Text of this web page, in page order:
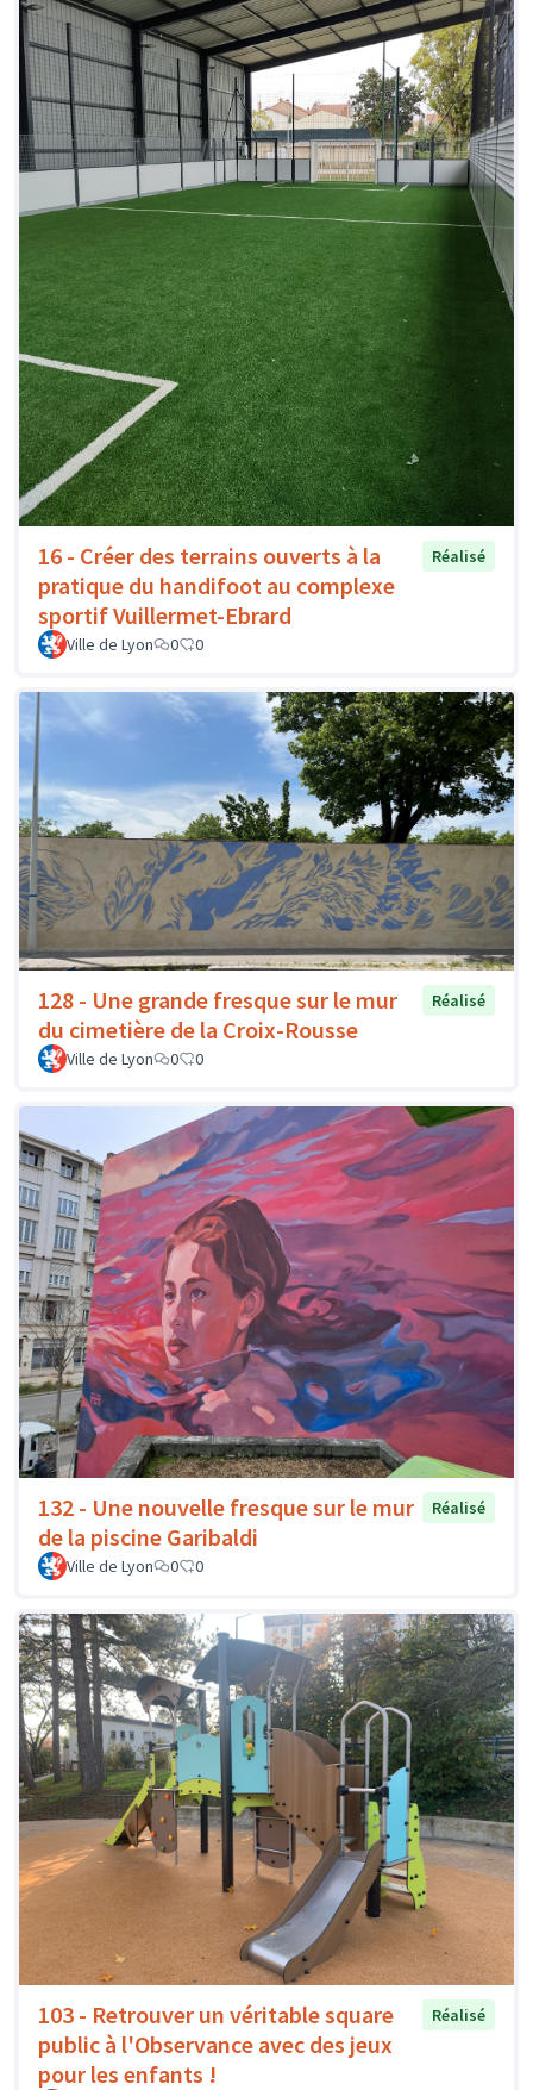
16 - Créer des terrains ouverts à la
pratique du handifoot au complexe
sportif Vuillermet-Ebrard
Réalisé
Ville de Lyon 0 0
128 - Une grande fresque sur le mur
du cimetière de la Croix-Rousse
Réalisé
Ville de Lyon 0 0
132 - Une nouvelle fresque sur le mur
de la piscine Garibaldi
Réalisé
Ville de Lyon 0 0
103 - Retrouver un véritable square
public à l'Observance avec des jeux
pour les enfants !
Réalisé